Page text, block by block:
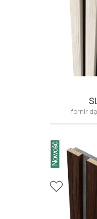
fornir